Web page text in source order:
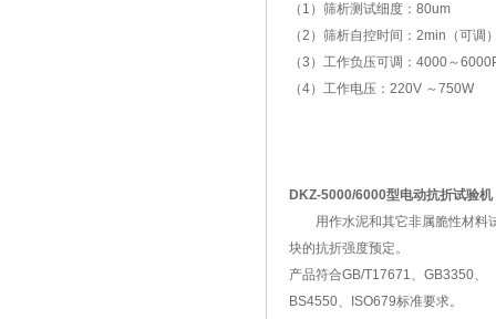
（1）筛析测试细度：80um
（2）筛析自控时间：2min（可调
（3）工作负压可调：4000～
（4）工作电压：220V ～750W
DKZ-5000/6000型电动抗折试验机
用作水泥和其它非属脆性材料
块的抗折强度预定。
产品符合GB/T17671、GB3350、
BS4550、ISO679标准要求。